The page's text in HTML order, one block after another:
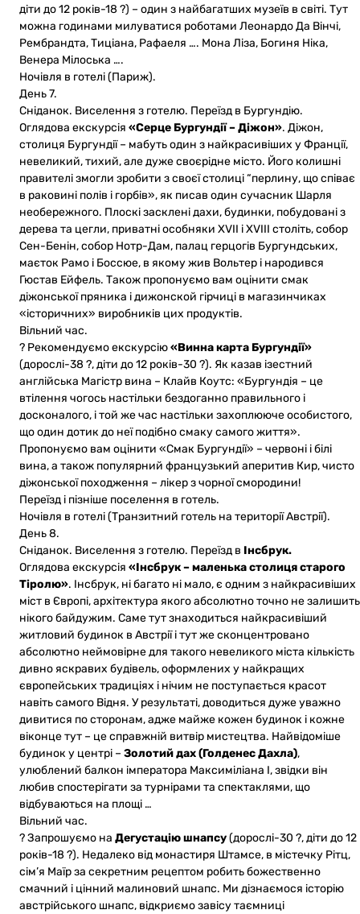
діти до 12 років-18 ?) – один з найбагатших музеїв в світі. Тут
можна годинами милуватися роботами Леонардо Да Вінчі,
Рембрандта, Тиціана, Рафаеля …. Мона Ліза, Богиня Ніка,
Венера Мілоська ….
Ночівля в готелі (Париж).
День 7.
Сніданок. Виселення з готелю. Переїзд в Бургундію.
Оглядова екскурсія «Серце Бургундії – Діжон». Діжон,
столиця Бургундії – мабуть один з найкрасивіших у Франції,
невеликий, тихий, але дуже своєрідне місто. Його колишні
правителі змогли зробити з своєї столиці “перлину, що співає
в раковині полів і горбів», як писав один сучасник Шарля
необережного. Плоскі засклені дахи, будинки, побудовані з
дерева та цегли, приватні особняки XVII і XVIII століть, собор
Сен-Бенін, собор Нотр-Дам, палац герцогів Бургундських,
маєток Рамо і Боссюе, в якому жив Вольтер і народився
Гюстав Ейфель. Також пропонуємо вам оцінити смак
діжонської пряника і дижонской гірчиці в магазинчиках
«історичних» виробників цих продуктів.
Вільний час.
? Рекомендуємо екскурсію«Винна карта Бургундії»
(дорослі-38 ?, діти до 12 років-30 ?). Як казав ізестний
англійська Магістр вина – Клайв Коутс: «Бургундія – це
втілення чогось настільки бездоганно правильного і
досконалого, і той же час настільки захоплююче особистого,
що один дотик до неї подібно смаку самого життя».
Пропонуємо вам оцінити «Смак Бургундії» – червоні і білі
вина, а також популярний французький аперитив Кир, чисто
діжонської походження – лікер з чорної смородини!
Переїзд і пізніше поселення в готель.
Ночівля в готелі (Транзитний готель на території Австрії).
День 8.
Сніданок. Виселення з готелю. Переїзд в Інсбрук.
Оглядова екскурсія «Інсбрук – маленька столиця старого
Тіролю». Інсбрук, ні багато ні мало, є одним з найкрасивіших
міст в Європі, архітектура якого абсолютно точно не залишить
нікого байдужим. Саме тут знаходиться найкрасивіший
житловий будинок в Австрії і тут же сконцентровано
абсолютно неймовірне для такого невеликого міста кількість
дивно яскравих будівель, оформлених у найкращих
європейських традиціях і нічим не поступається красот
навіть самого Відня. У результаті, доводиться дуже уважно
дивитися по сторонам, адже майже кожен будинок і кожне
віконце тут – це справжній витвір мистецтва. Найвідоміше
будинок у центрі – Золотий дах (Голденес Дахла),
улюблений балкон імператора Максиміліана I, звідки він
любив спостерігати за турнірами та спектаклями, що
відбуваються на площі …
Вільний час.
? Запрошуємо на Дегустацію шнапсу(дорослі-30 ?, діти до 12
років-18 ?). Недалеко від монастиря Штамсе, в містечку Рітц,
сім’я Маїр за секретним рецептом робить божественно
смачний і цінний малиновий шнапс. Ми дізнаємося історію
австрійського шнапс, відкриємо завісу таємниці